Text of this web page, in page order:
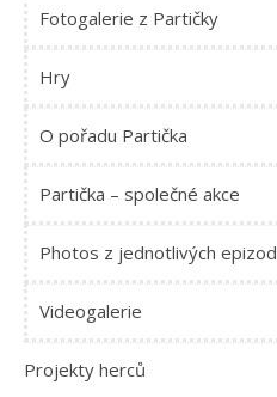
Fotogalerie z Partičky
Hry
O pořadu Partička
Partička – společné akce
Photos z jednotlivých epizod
Videogalerie
Projekty herců